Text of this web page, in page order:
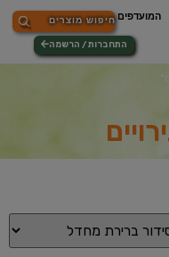
התחברות / הרשמה